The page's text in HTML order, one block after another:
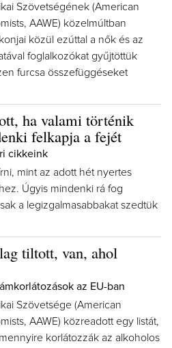
Szövetségének (American
AAWE) közelmúltban
közül ezúttal a nők és az
foglalkozókat gyűjtöttük
furcsa összefüggéseket
ha valami történik
felkapja a fejét
cikkeink
mint az adott hét nyertes
Úgyis mindenki rá fog
a legizgalmasabbakat szedtük
tiltott, van, ahol
az EU-ban
Szövetsége (American
AAWE) közreadott egy listát,
korlátozzák az alkoholos